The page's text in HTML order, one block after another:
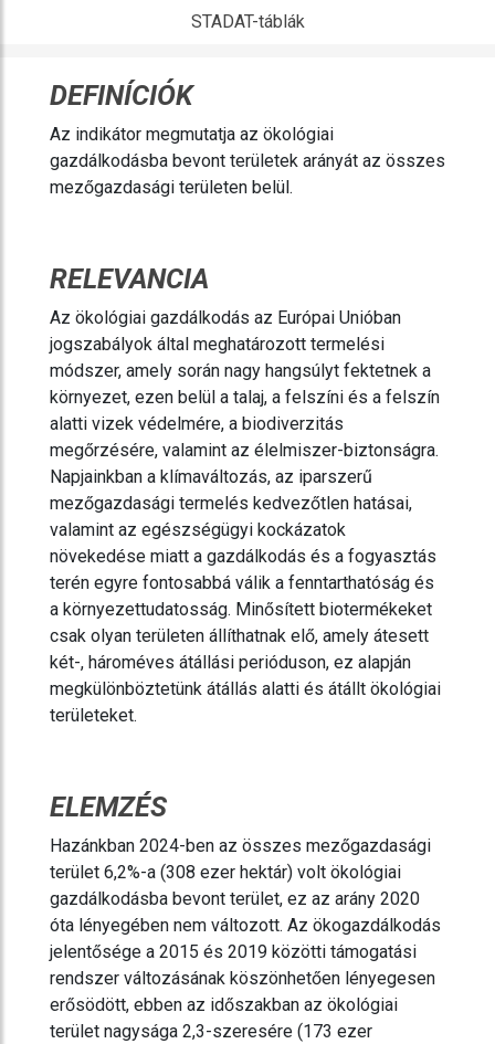
STADAT-táblák
DEFINÍCIÓK
Az indikátor megmutatja az ökológiai
gazdálkodásba bevont területek arányát az összes
mezőgazdasági területen belül.
RELEVANCIA
Az ökológiai gazdálkodás az Európai Unióban
jogszabályok által meghatározott termelési
módszer, amely során nagy hangsúlyt fektetnek a
környezet, ezen belül a talaj, a felszíni és a felszín
alatti vizek védelmére, a biodiverzitás
megőrzésére, valamint az élelmiszer-biztonságra.
Napjainkban a klímaváltozás, az iparszerű
mezőgazdasági termelés kedvezőtlen hatásai,
valamint az egészségügyi kockázatok
növekedése miatt a gazdálkodás és a fogyasztás
terén egyre fontosabbá válik a fenntarthatóság és
a környezettudatosság. Minősített biotermékeket
csak olyan területen állíthatnak elő, amely átesett
két-, hároméves átállási perióduson, ez alapján
megkülönböztetünk átállás alatti és átállt ökológiai
területeket.
ELEMZÉS
Hazánkban 2024-ben az összes mezőgazdasági
terület 6,2%-a (308 ezer hektár) volt ökológiai
gazdálkodásba bevont terület, ez az arány 2020
óta lényegében nem változott. Az ökogazdálkodás
jelentősége a 2015 és 2019 közötti támogatási
rendszer változásának köszönhetően lényegesen
erősödött, ebben az időszakban az ökológiai
terület nagysága 2,3-szeresére (173 ezer